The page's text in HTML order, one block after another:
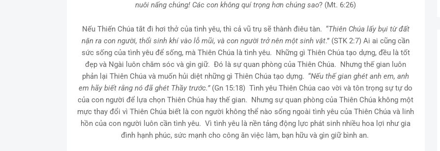
nuôi nấng chúng! Các con không quí trọng hơn chúng sao? (Mt. 6:26)
Nếu Thiến Chúa tắt đi hơi thở của tình yêu, thì cả vũ trụ sẽ thành điêu tàn. “Thiên Chúa lấy bụi từ đất
nặn ra con người, thổi sinh khí vào lỗ mũi, và con người trở nên một sinh vật.” (STK 2:7) Ai ai cũng cần
sức sống của tình yêu để sống, mà Thiên Chúa là tình yêu. Những gì Thiên Chúa tạo dựng, đều là tốt
đẹp và Ngài luôn chăm sóc và gìn giữ. Đó là sự quan phòng của Thiên Chúa. Nhưng thế gian luôn
phản lại Thiên Chúa và muốn hủi diệt những gì Thiên Chúa tạo dựng. “Nếu thế gian ghét anh em, anh
em hãy biết rằng nó đã ghét Thầy trước.”(Gn 15:18) Tình yêu Thiên Chúa cao vời và tôn trọng sự tự do
của con người để lựa chọn Thiên Chúa hay thế gian. Nhưng sự quan phòng của Thiên Chúa không một
mực thay đổi vì Thiên Chúa biết là con người không thể nào sống ngoài tình yêu của Thiên Chúa và linh
hồn của con người luôn cần tình yêu. Vì tình yêu là nền tảng động lực phát sinh nhiều hoa lợi như gia
đình hạnh phúc, sức mạnh cho công ăn việc làm, bạn hữu và gìn giữ bình an.